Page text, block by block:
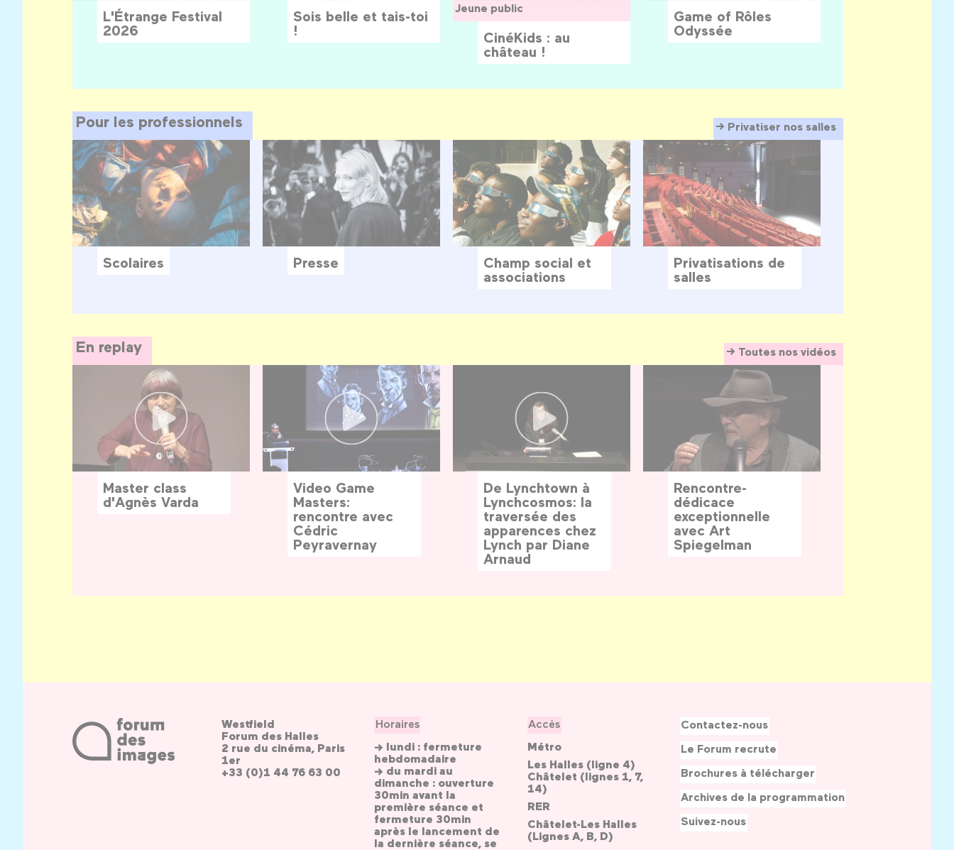
L'Étrange Festival
2026
Sois belle et tais-toi
!
Jeune public
CinéKids : au
château !
Game of Rôles
Odyssée
Pour les professionnels Privatiser nos salles
Scolaires Presse
Champ social et
associations
Privatisations de
salles
En replay Toutes nos vidéos
Master class
d'Agnès Varda
Video Game
Masters:
rencontre avec
Cédric
Peyravernay
De Lynchtown à
Lynchcosmos: la
traversée des
apparences chez
Lynch par Diane
Arnaud
Rencontre-
dédicace
exceptionnelle
avec Art
Spiegelman
Westfield
Forum des Halles
2 rue du cinéma, Paris
1er
+33 (0)1 44 76 63 00
Horaires
→ lundi : fermeture
hebdomadaire
→ du mardi au
dimanche : ouverture
30min avant la
première séance et
fermeture 30min
après le lancement de
la dernière séance, se
Accès
Métro
Les Halles (ligne 4)
Châtelet (lignes 1, 7,
14)
RER
Châtelet-Les Halles
(Lignes A, B, D)
Contactez-nous
Le Forum recrute
Brochures à télécharger
Archives de la programmation
Suivez-nous